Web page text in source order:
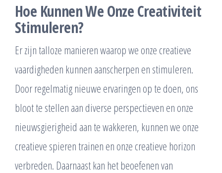
Hoe Kunnen We Onze Creativiteit
Stimuleren?
Er zijn talloze manieren waarop we onze creatieve
vaardigheden kunnen aanscherpen en stimuleren.
Door regelmatig nieuwe ervaringen op te doen, ons
bloot te stellen aan diverse perspectieven en onze
nieuwsgierigheid aan te wakkeren, kunnen we onze
creatieve spieren trainen en onze creatieve horizon
verbreden. Daarnaast kan het beoefenen van